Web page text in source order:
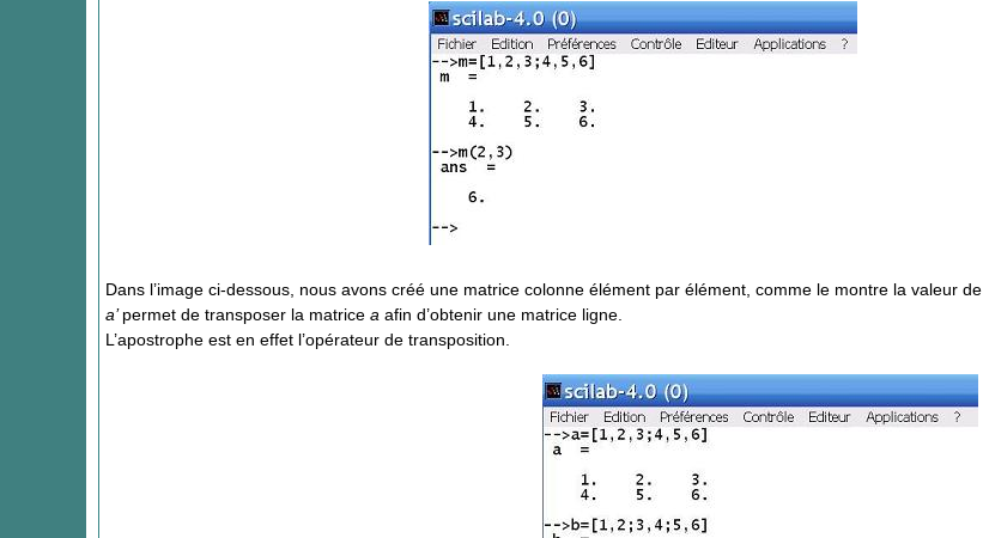
Dans l’image ci-dessous, nous avons créé une matrice colonne élément par élément, comme le montre la valeur de
a’permet de transposer la matrice a afin d’obtenir une matrice ligne.
L’apostrophe est en effet l’opérateur de transposition.